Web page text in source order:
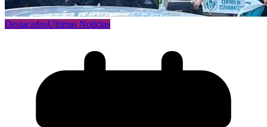
DestacadosUltimas Noticias